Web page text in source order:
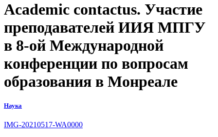
Academic contactus. Участие
преподавателей ИИЯ МПГУ
в 8-ой Международной
конференции по вопросам
образования в Монреале
Наука
IMG-20210517-WA0000